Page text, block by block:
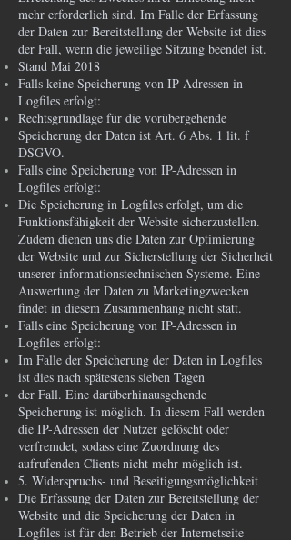
mehr erforderlich sind. Im Falle der Erfassung
der Daten zur Bereitstellung der Website ist dies
der Fall, wenn die jeweilige Sitzung beendet ist.
Stand Mai 2018
Falls keine Speicherung von IP-Adressen in
Logfiles erfolgt:
Rechtsgrundlage für die vorübergehende
Speicherung der Daten ist Art. 6 Abs. 1 lit. f
DSGVO.
Falls eine Speicherung von IP-Adressen in
Logfiles erfolgt:
Die Speicherung in Logfiles erfolgt, um die
Funktionsfähigkeit der Website sicherzustellen.
Zudem dienen uns die Daten zur Optimierung
der Website und zur Sicherstellung der Sicherheit
unserer informationstechnischen Systeme. Eine
Auswertung der Daten zu Marketingzwecken
findet in diesem Zusammenhang nicht statt.
Falls eine Speicherung von IP-Adressen in
Logfiles erfolgt:
Im Falle der Speicherung der Daten in Logfiles
ist dies nach spätestens sieben Tagen
der Fall. Eine darüberhinausgehende
Speicherung ist möglich. In diesem Fall werden
die IP-Adressen der Nutzer gelöscht oder
verfremdet, sodass eine Zuordnung des
aufrufenden Clients nicht mehr möglich ist.
5. Widerspruchs- und Beseitigungsmöglichkeit
Die Erfassung der Daten zur Bereitstellung der
Website und die Speicherung der Daten in
Logfiles ist für den Betrieb der Internetseite